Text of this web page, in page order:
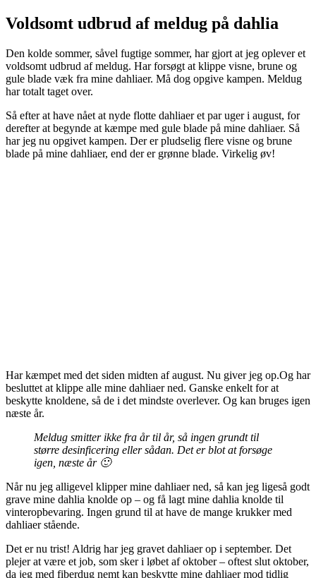
Voldsomt udbrud af meldug på dahlia
Den kolde sommer, såvel fugtige sommer, har gjort at jeg oplever et
voldsomt udbrud af meldug. Har forsøgt at klippe visne, brune og
gule blade væk fra mine dahliaer. Må dog opgive kampen. Meldug
har totalt taget over.
Så efter at have nået at nyde flotte dahliaer et par uger i august, for
derefter at begynde at kæmpe med gule blade på mine dahliaer. Så
har jeg nu opgivet kampen. Der er pludselig flere visne og brune
blade på mine dahliaer, end der er grønne blade. Virkelig øv!
Har kæmpet med det siden midten af august. Nu giver jeg op.Og har
besluttet at klippe alle mine dahliaer ned. Ganske enkelt for at
beskytte knoldene, så de i det mindste overlever. Og kan bruges igen
næste år.
Meldug smitter ikke fra år til år, så ingen grundt til
større desinficering eller sådan. Det er blot at forsøge
igen, næste år 🙂
Når nu jeg alligevel klipper mine dahliaer ned, så kan jeg ligeså godt
grave mine dahlia knolde op – og få lagt mine dahlia knolde til
vinteropbevaring. Ingen grund til at have de mange krukker med
dahliaer stående.
Det er nu trist! Aldrig har jeg gravet dahliaer op i september. Det
plejer at være et job, som sker i løbet af oktober – oftest slut oktober,
da jeg med fiberdug nemt kan beskytte mine dahliaer mod tidlig